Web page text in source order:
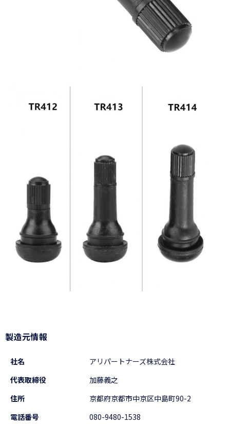
製造元情報
社名
アリパートナーズ株式会社
代表取締役
加藤義之
住所
京都府京都市中京区中島町90-2
電話番号
080-9480-1538